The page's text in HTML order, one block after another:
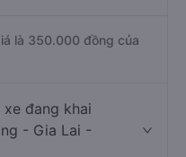
là 350.000 đồng của
xe đang khai
- Gia Lai -